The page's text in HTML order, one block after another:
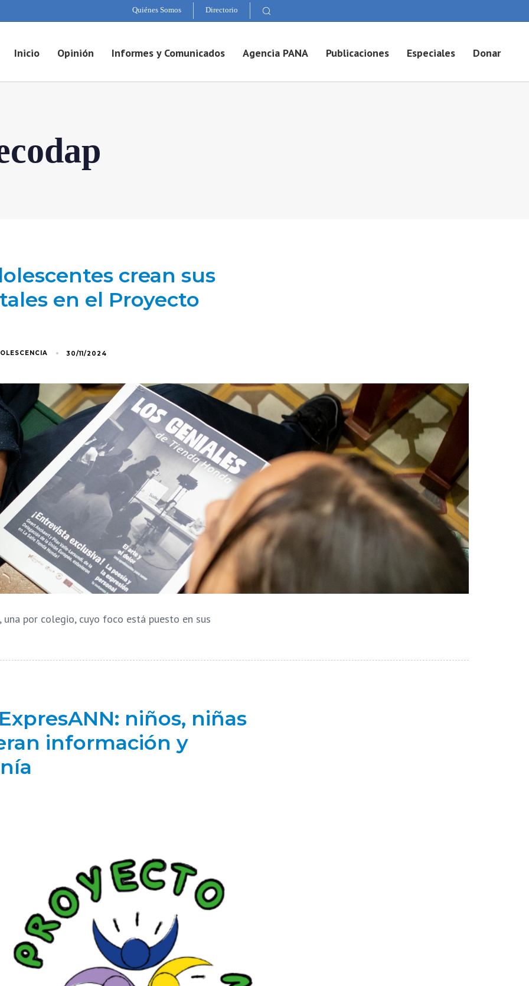
Quiénes Somos Directorio
Inicio Opinión Informes y Comunicados Agencia PANA Publicaciones Especiales Donar
crean sus
en el Proyecto
30/11/2024
por colegio, cuyo foco está puesto en sus
niños, niñas
información y